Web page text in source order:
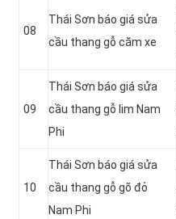
08
Thái Sơn báo giá sửa
cầu thang gỗ căm xe
09
Thái Sơn báo giá sửa
cầu thang gỗ lim Nam
Phi
10
Thái Sơn báo giá sửa
cầu thang gỗ gõ đỏ
Nam Phi